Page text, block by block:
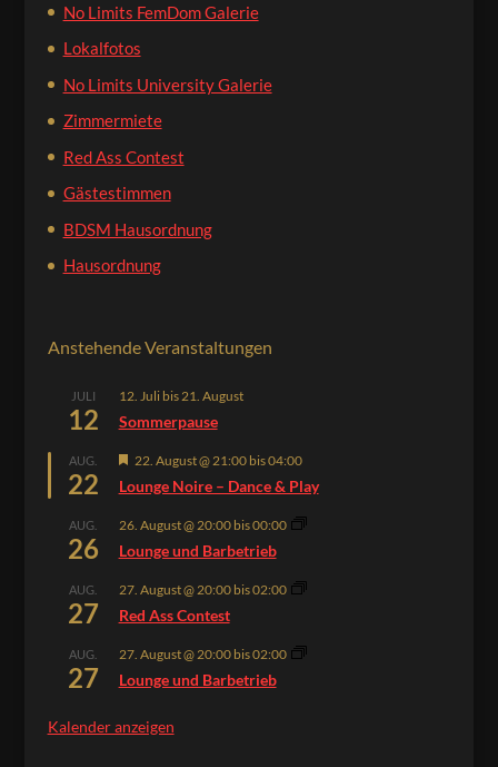
No Limits FemDom Galerie
Lokalfotos
No Limits University Galerie
Zimmermiete
Red Ass Contest
Gästestimmen
BDSM Hausordnung
Hausordnung
Anstehende Veranstaltungen
JULI
12
12. Julibis21. August
Sommerpause
AUG.
22
Hervorgehoben
22. August @ 21:00bis04:00
Lounge Noire – Dance & Play
AUG.
26
26. August @ 20:00bis00:00
Lounge und Barbetrieb
AUG.
27
27. August @ 20:00bis02:00
Red Ass Contest
AUG.
27
27. August @ 20:00bis02:00
Lounge und Barbetrieb
Kalender anzeigen